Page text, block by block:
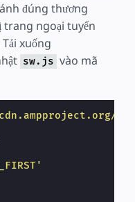
đúng thương
trang ngoại tuyến
xuống
sw.js vào mã